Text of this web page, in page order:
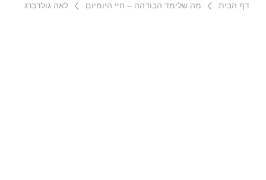
דף הבית מה שלימד הבודהה – חיי היומיום לאה גולדברג